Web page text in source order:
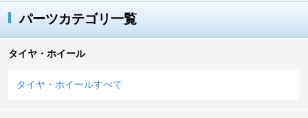
パーツカテゴリ一覧
タイヤ・ホイール
タイヤ・ホイールすべて